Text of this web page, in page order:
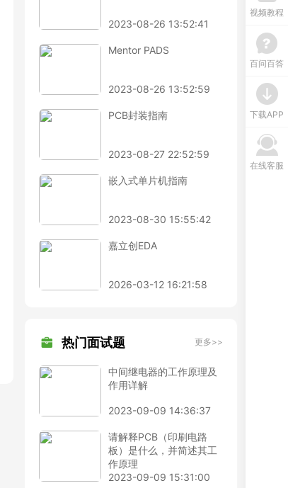
2023-08-26 13:52:41
Mentor PADS
2023-08-26 13:52:59
PCB封装指南
2023-08-27 22:52:59
嵌入式单片机指南
2023-08-30 15:55:42
嘉立创EDA
2026-03-12 16:21:58
热门面试题 更多>>
中间继电器的工作原理及
作用详解
2023-09-09 14:36:37
请解释PCB（印刷电路
板）是什么，并简述其工
作原理
2023-09-09 15:31:00
视频教程
百问百答
下载APP
在线客服